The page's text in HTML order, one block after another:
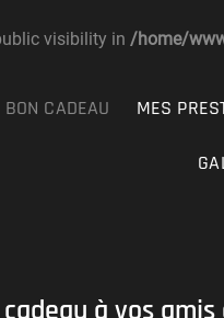
visibility in /home/
BON CADEAU MES